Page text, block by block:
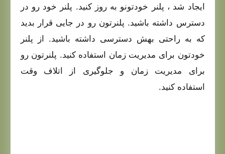
ایجاد شد ، پلنر خودتونو به روز کنید. پلنر خود رو در
دسترس داشته باشید. پلنرتون رو در جایی قرار بدید
که به راحتی بهش دسترسی داشته باشید.
از پلنر
خودتون برای مدیریت زمان استفاده کنید. پلنرتون رو
برای مدیریت زمان و جلوگیری از اتلاف وقت
استفاده کنید.